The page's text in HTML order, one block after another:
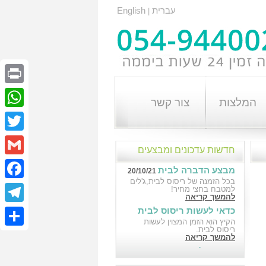
עברית English
המלצות צור קשר
חדשות עדכונים ומבצעים
מבצע הדברה לבית
בכל הזמנה של ריסוס לבית,ג'לים
למטבח בחצי מחיר!
להמשך קריאה
כדאי לעשות ריסוס לבית
18/10/21
הקיץ הוא הזמן המצוין לעשות
ריסוס לבית.
להמשך קריאה
הדברה לבניין במבצע
Print
Twitter
Gmail